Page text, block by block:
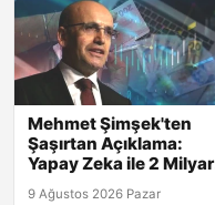
Mehmet Şimşek'ten
Şaşırtan Açıklama:
Yapay Zeka ile 2 Milyar
9 Ağustos 2026 Pazar